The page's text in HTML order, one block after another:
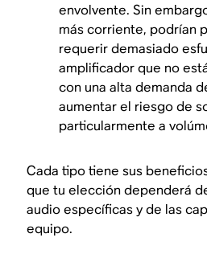
envolvente. Sin
más corriente, podrían
requerir demasiado
amplificador que no
con una alta demanda
aumentar el riesgo de
particularmente a
Cada tipo tiene sus
que tu elección dependerá
audio específicas y de las
equipo.